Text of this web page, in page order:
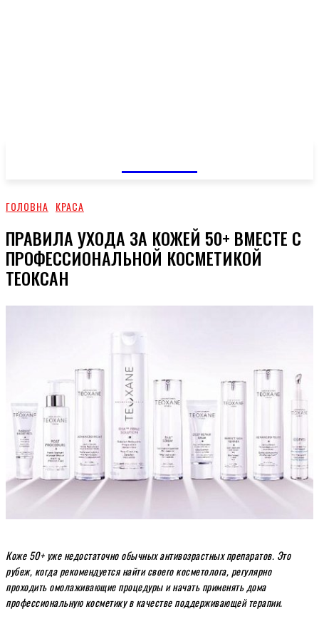
ГОЛОВНА КРАСА
ПРАВИЛА УХОДА ЗА КОЖЕЙ 50+ ВМЕСТЕ С
ПРОФЕССИОНАЛЬНОЙ КОСМЕТИКОЙ
ТЕОКСАН
Коже 50+ уже недостаточно обычных антивозрастных препаратов. Это
рубеж, когда рекомендуется найти своего косметолога, регулярно
проходить омолаживающие процедуры и начать применять дома
профессиональную косметику в качестве поддерживающей терапии.